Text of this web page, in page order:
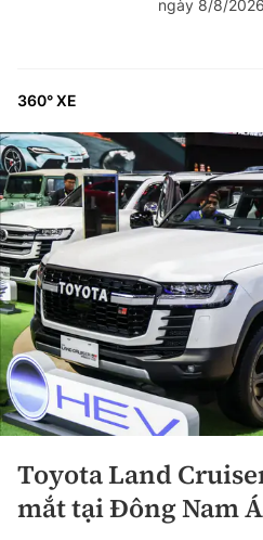
ngày 8/8/
360° XE
Toyota Land
mắt tại Đông Nam Á